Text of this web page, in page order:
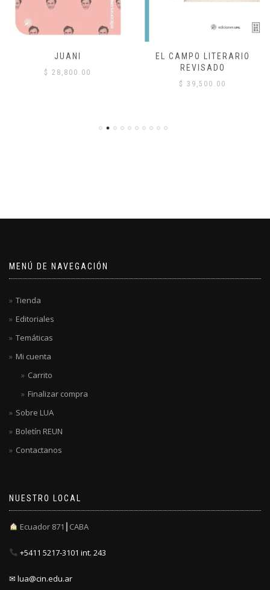
JUANI
$ 28,800.00
EL CAMPO LITERARIO
REVISADO
$ 39,500.00
MENÚ DE NAVEGACIÓN
Tienda
Editoriales
Temáticas
Mi cuenta
Carrito
Finalizar compra
Sobre LUA
Boletín REUN
Contactanos
NUESTRO LOCAL
Ecuador 871┃CABA
+5411 5217-3101 int. 243
✉ lua@cin.edu.ar